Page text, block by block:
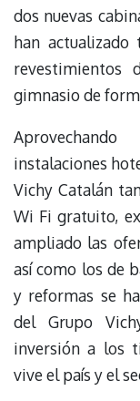
dos nuevas
han actualizado
revestimientos
gimnasio de
instalaciones
Vichy Catalán
Wi Fi gratuito,
ampliado las
así como los de
y reformas se
del Grupo
inversión a los
vive el país y el